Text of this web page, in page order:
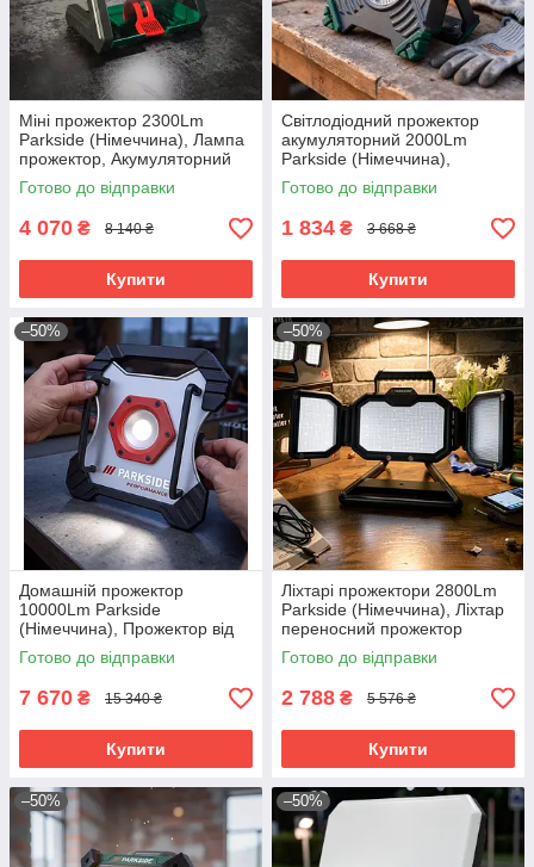
Міні прожектор 2300Lm
Parkside (Німеччина), Лампа
прожектор, Акумуляторний
ліхтар-прожектор, RYH
Готово до відправки
4 070 ₴ 8 140 ₴
Купити
Світлодіодний прожектор
акумуляторний 2000Lm
Parkside (Німеччина),
Прожектор переносний
світлодіодний, RYH
Готово до відправки
1 834 ₴ 3 668 ₴
Купити
–50%
Домашній прожектор
10000Lm Parkside
(Німеччина), Прожектор від
акумулятора, Акумуляторний
ліхтар-прожектор, RYH
Готово до відправки
7 670 ₴ 15 340 ₴
Купити
–50%
Ліхтарі прожектори 2800Lm
Parkside (Німеччина), Ліхтар
переносний прожектор
акумуляторний
світлодіодний, RYH
Готово до відправки
2 788 ₴ 5 576 ₴
Купити
–50% –50%